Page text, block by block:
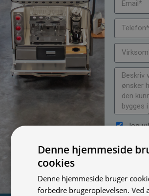
Jeg
nyheder
vi
Denne hjemmeside
cookies
Denne hjemmeside bruger
forbedre brugeroplevelsen. Ved